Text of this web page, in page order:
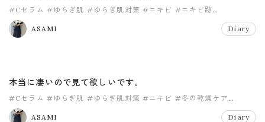
#Cセラム #ゆらぎ肌 #ゆらぎ肌対策 #ニキビ #ニキビ跡
#大人ニキビ
ASAMI
Diary
本当に凄いので見て欲しいです。
#Cセラム #ゆらぎ肌 #ゆらぎ肌対策 #ニキビ #冬の乾燥ケア
#大人ニキビ
ASAMI
Diary